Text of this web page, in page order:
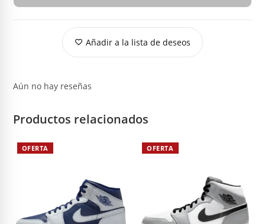
Añadir a la lista de deseos
Aún no hay reseñas
Productos relacionados
OFERTA OFERTA